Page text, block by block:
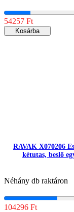
54257 Ft
Kosárba
RAVAK X070206
kétutas, beslő
Néhány db raktáron
104296 Ft